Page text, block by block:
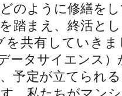
のように修繕を
踏まえ、終活と
共有していき
ータサイエンス）
予定が立てられ